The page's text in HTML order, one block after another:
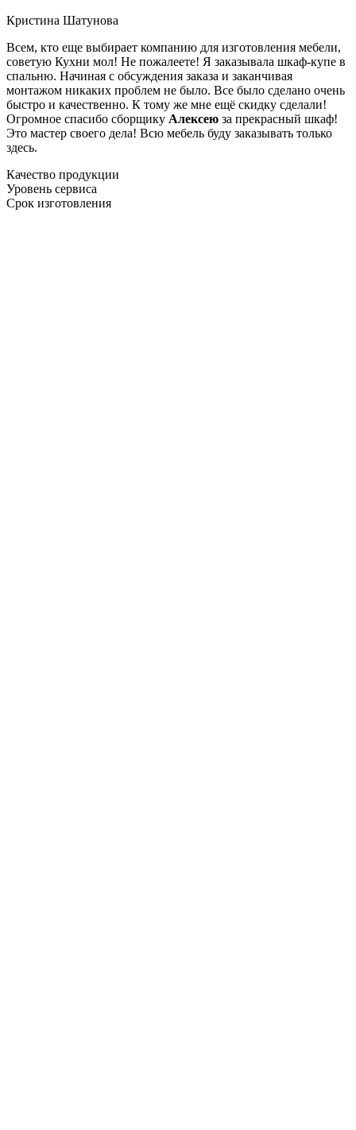
Кристина Шатунова
Всем, кто еще выбирает компанию для изготовления мебели,
советую Кухни мол! Не пожалеете! Я заказывала шкаф-купе в
спальню. Начиная с обсуждения заказа и заканчивая
монтажом никаких проблем не было. Все было сделано очень
быстро и качественно. К тому же мне ещё скидку сделали!
Огромное спасибо сборщику Алексею за прекрасный шкаф!
Это мастер своего дела! Всю мебель буду заказывать только
здесь.
Качество продукции
Уровень сервиса
Срок изготовления